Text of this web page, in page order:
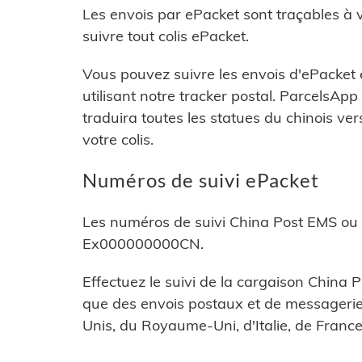
Les envois par ePacket sont traçables
suivre tout colis ePacket.
Vous pouvez suivre les envois
utilisant notre tracker postal. ParcelsApp
traduira toutes les statues du chinois
votre colis.
Numéros de suivi ePacket
Les numéros de suivi China Post EMS
Ex000000000CN.
Effectuez le suivi de la cargaison China
que des envois postaux et de
Unis, du Royaume-Uni, d'Italie, de